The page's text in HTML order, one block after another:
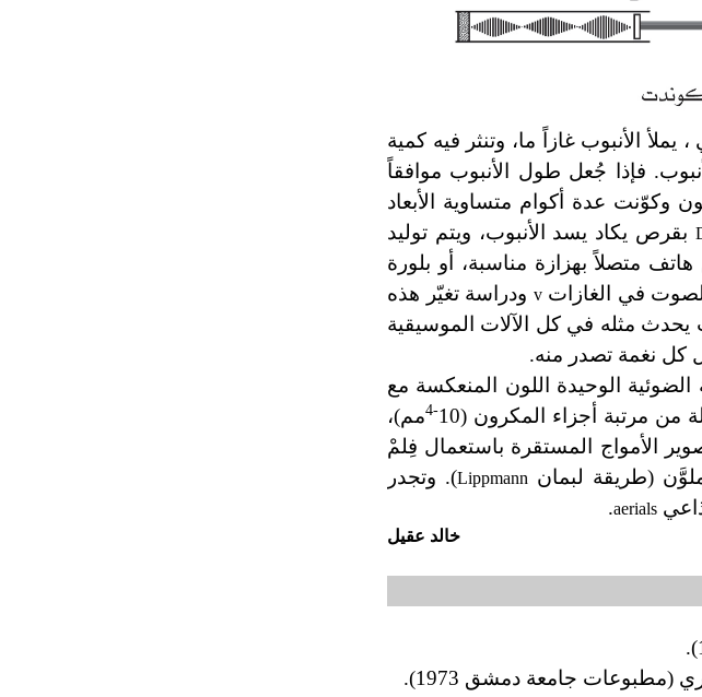
الأنبوب غازاً ما، وتنثر فيه كمية
فإذا جُعل طول الأنبوب موافقاً
عدة أكوام متساوية الأبعاد
بقرص يكاد يسد الأنبوب، ويتم توليد
متصلاً بهزازة مناسبة، أو بلورة
في الغازاتv ودراسة تغيّر هذه
مثله في كل الآلات الموسيقية
كل نغمة تصدر منه.
الوحيدة اللون المنعكسة مع
مرتبة أجزاء المكرون (10
-4 مم)،
عشر تصوير الأمواج المستقرة باستعمال فِلمْ
(طريقة لبمان Lippmann). وتجدر
aerials
.
خالد عقيل
(مطبوعات جامعة دمشق 1973).